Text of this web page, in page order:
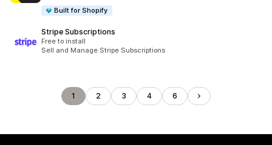
Built for Shopify
Stripe Subscriptions
Free to install
Sell and Manage Stripe Subscriptions
1 2 3 4 6